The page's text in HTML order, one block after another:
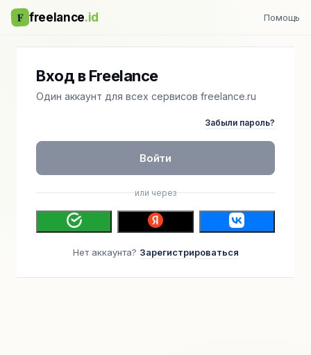
F freelance.id Помощь
Вход в Freelance
Один аккаунт для всех сервисов freelance.ru
Забыли пароль?
Войти
или через
Нет аккаунта? Зарегистрироваться